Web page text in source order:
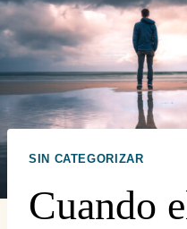
SIN CATEGORIZAR
Cuando